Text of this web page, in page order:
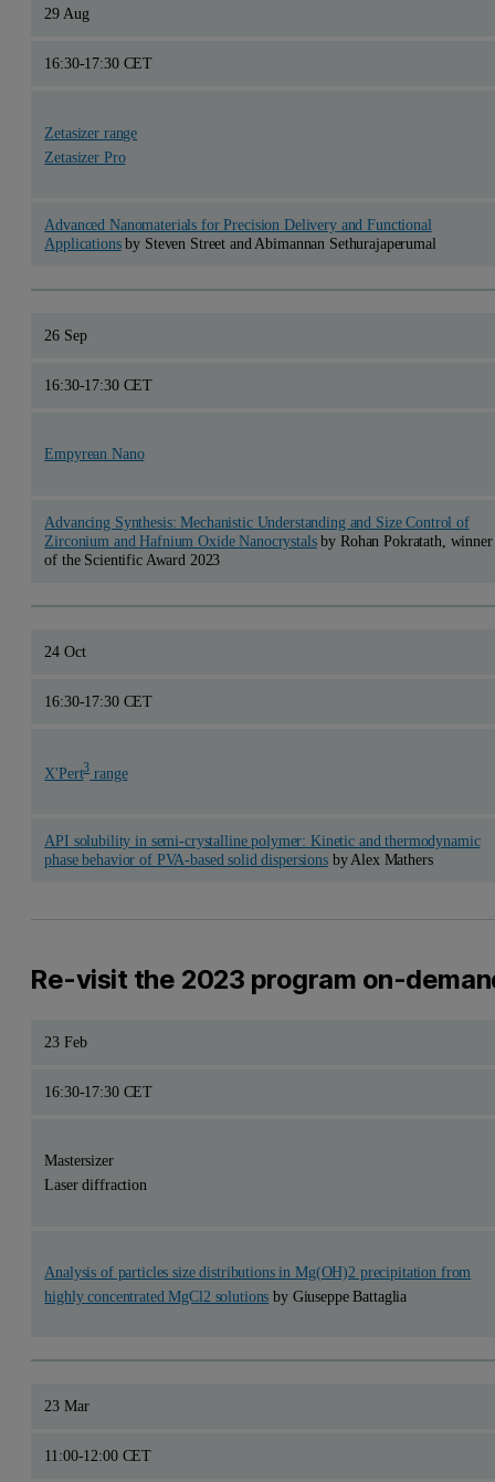
29 Aug
16:30-17:30 CET
Zetasizer range
Zetasizer Pro
Advanced Nanomaterials for Precision Delivery and Functional
Applicationsby Steven Street and Abimannan Sethurajaperumal
26 Sep
16:30-17:30 CET
Empyrean Nano
Advancing Synthesis: Mechanistic Understanding and Size Control of
Zirconium and Hafnium Oxide Nanocrystalsby Rohan Pokratath, winner
of the Scientific Award 2023
24 Oct
16:30-17:30 CET
X'Pert3range
API solubility in semi-crystalline polymer: Kinetic and thermodynamic
phase behavior of PVA-based solid dispersionsby Alex Mathers
Re-visit the 2023 program on-
23 Feb
16:30-17:30 CET
Mastersizer
Laser diffraction
Analysis of particles size distributions in Mg(OH)2 precipitation from
highly concentrated MgCl2 solutions by Giuseppe Battaglia
23 Mar
11:00-12:00 CET